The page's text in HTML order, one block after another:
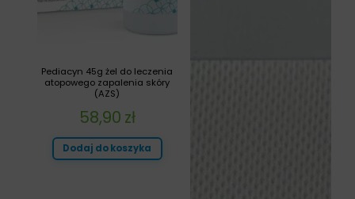
Pediacyn 45g żel do leczenia
atopowego zapalenia skóry
(AZS)
58,90 zł
Dodaj do koszyka